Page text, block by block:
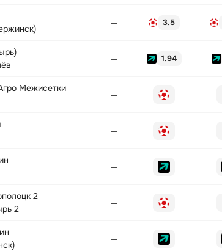
— 3.5
— 1.94
Межисетки
—
—
—
2
2
—
—